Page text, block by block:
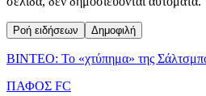
Ροή ειδήσεων Δημοφιλή
ΒΙΝΤΕΟ: Το «χτύπημα» της
ΠΑΦΟΣ FC